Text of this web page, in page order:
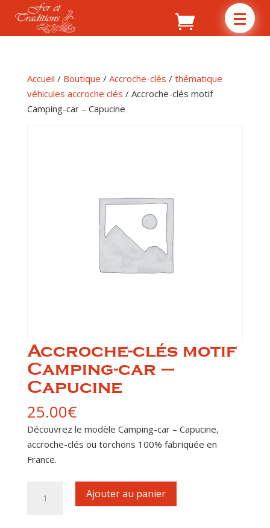
Accueil / Boutique / Accroche-clés / thématique
véhicules accroche clés / Accroche-clés motif
Camping-car – Capucine
Accroche-clés motif
Camping-car –
Capucine
25.00€
Découvrez le modèle Camping-car – Capucine,
accroche-clés ou torchons 100% fabriquée en
France.
Ajouter au panier